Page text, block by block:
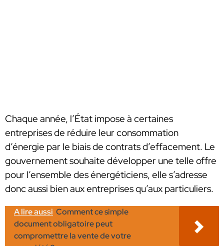
Chaque année, l’État impose à certaines
entreprises de réduire leur consommation
d’énergie par le biais de contrats d’effacement. Le
gouvernement souhaite développer une telle offre
pour l’ensemble des énergéticiens, elle s’adresse
donc aussi bien aux entreprises qu’aux particuliers.
A lire aussi Comment ce simple
document obligatoire peut
compromettre la vente de votre